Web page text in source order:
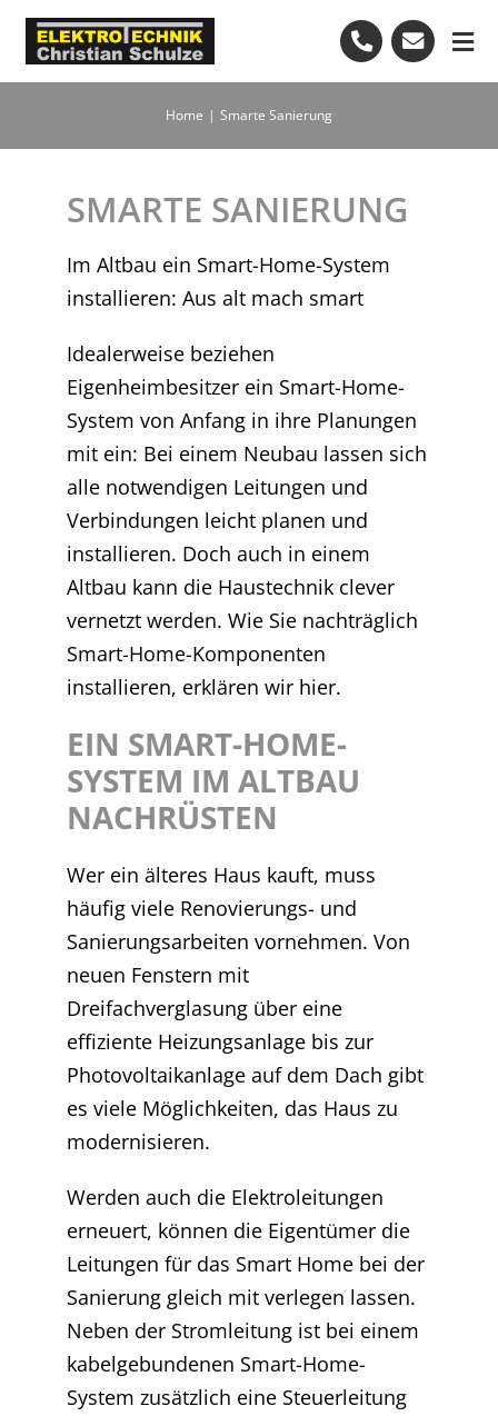
Skip
content
Bewertungen
+49-7082-7972474
Kostenlose Beratung
Home Smarte Sanierung
SMARTE SANIERUNG
Im Altbau ein Smart-Home-System
installieren: Aus alt mach smart
Idealerweise beziehen
Eigenheimbesitzer ein Smart-Home-
System von Anfang in ihre Planungen
mit ein: Bei einem Neubau lassen sich
alle notwendigen Leitungen und
Verbindungen leicht planen und
installieren. Doch auch in einem
Altbau kann die Haustechnik clever
vernetzt werden. Wie Sie nachträglich
Smart-Home-Komponenten
installieren, erklären wir hier.
EIN SMART-HOME-
SYSTEM IM ALTBAU
NACHRÜSTEN
Wer ein älteres Haus kauft, muss
häufig viele Renovierungs- und
Sanierungsarbeiten vornehmen. Von
neuen Fenstern mit
Dreifachverglasung über eine
effiziente Heizungsanlage bis zur
Photovoltaikanlage auf dem Dach gibt
es viele Möglichkeiten, das Haus zu
modernisieren.
Werden auch die Elektroleitungen
erneuert, können die Eigentümer die
Leitungen für das Smart Home bei der
Sanierung gleich mit verlegen lassen.
Neben der Stromleitung ist bei einem
kabelgebundenen Smart-Home-
System zusätzlich eine Steuerleitung